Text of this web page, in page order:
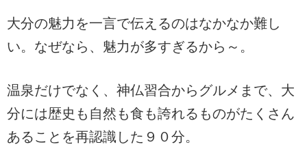
大分の魅力を一言で伝えるのはなかなか難し
い。なぜなら、魅力が多すぎるから～。
温泉だけでなく、神仏習合からグルメまで、大
分には歴史も自然も食も誇れるものがたくさん
あることを再認識した９０分。